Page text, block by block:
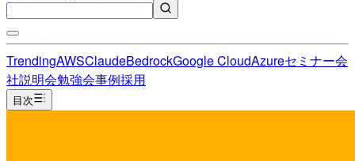
TrendingAWSClaudeBedrockGoogle CloudAzureセミナー会
社説明会勉強会事例採用
目次